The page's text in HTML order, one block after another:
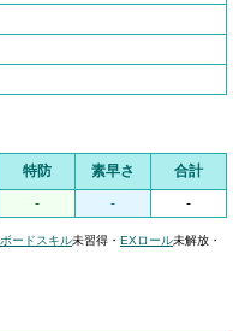
特防 素早さ
合計
- - -
ボードスキル未習得・ EXロール未解放・